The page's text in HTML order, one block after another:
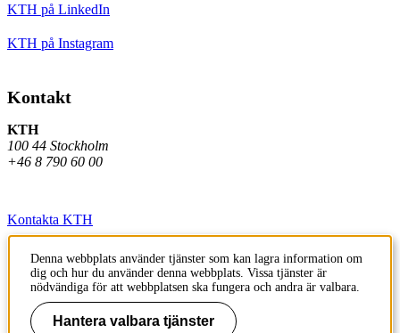
KTH på LinkedIn
KTH på Instagram
Kontakt
KTH
100 44 Stockholm
+46 8 790 60 00
Kontakta KTH
Jobba på KTH
Press och media
Faktura och betalning KTH
Denna webbplats använder tjänster som kan lagra information om
dig och hur du använder denna webbplats. Vissa tjänster är
nödvändiga för att webbplatsen ska fungera och andra är valbara.
Hantera valbara tjänster